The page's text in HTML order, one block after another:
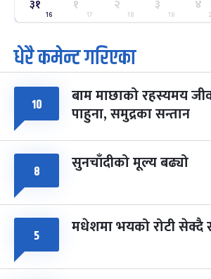
२५
मंगल फाल्गुन २५, २०८३ Mar 9, 2027
७
आइत
पूर्णिमा व्रत
चैत्र ७, २०८३-Mar 21, 2027
८ फागुपूर्णिमा
चैत्र ८, २०८३- Mar 22, 2027
३१
16
१
17
२
18
३
19
४
धेरै कमेन्ट गरिएका
१० बाम माछाको रहस्यमय
पाहुना, समुद्रका सन्तान
८ सुनचाँदीको मूल्य बढ्यो
५ मधेशमा भयको रोटी सेक्दै